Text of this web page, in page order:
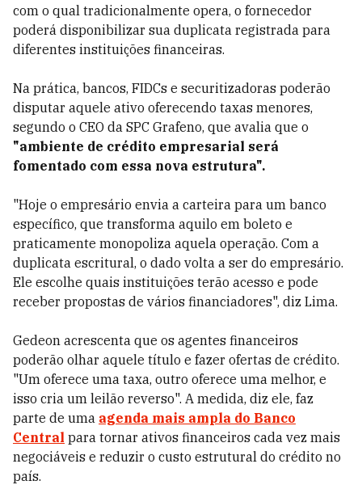
com o qual tradicionalmente opera, o fornecedor
poderá disponibilizar sua duplicata registrada para
diferentes instituições financeiras.
Na prática, bancos, FIDCs e securitizadoras poderão
disputar aquele ativo oferecendo taxas menores,
segundo o CEO da SPC Grafeno, que avalia que o
"ambiente de crédito empresarial será
fomentado com essa nova estrutura".
"Hoje o empresário envia a carteira para um banco
específico, que transforma aquilo em boleto e
praticamente monopoliza aquela operação. Com a
duplicata escritural, o dado volta a ser do empresário.
Ele escolhe quais instituições terão acesso e pode
receber propostas de vários financiadores", diz Lima.
Gedeon acrescenta que os agentes financeiros
poderão olhar aquele título e fazer ofertas de crédito.
"Um oferece uma taxa, outro oferece uma melhor, e
isso cria um leilão reverso". A medida, diz ele, faz
parte de uma agenda mais ampla do Banco
Central para tornar ativos financeiros cada vez mais
negociáveis e reduzir o custo estrutural do crédito no
país.